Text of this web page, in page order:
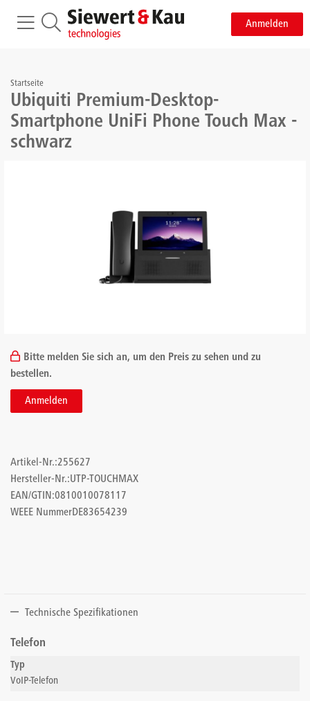
Anmelden
Startseite
Ubiquiti Premium-Desktop-
Smartphone UniFi Phone Touch Max -
schwarz
Bitte melden Sie sich an, um den Preis zu sehen und zu
bestellen.
Anmelden
Artikel-Nr.:255627
Hersteller-Nr.:UTP-TOUCHMAX
EAN/GTIN:0810010078117
WEEE NummerDE83654239
Technische Spezifikationen
Telefon
Typ
VoIP-Telefon